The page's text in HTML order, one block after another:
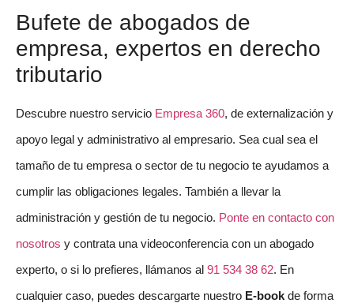
Bufete de abogados de
empresa, expertos en derecho
tributario
Descubre nuestro servicio Empresa 360, de externalización y
apoyo legal y administrativo al empresario. Sea cual sea el
tamaño de tu empresa o sector de tu negocio te ayudamos a
cumplir las obligaciones legales. También a llevar la
administración y gestión de tu negocio. Ponte en contacto con
nosotros y contrata una videoconferencia con un abogado
experto, o si lo prefieres, llámanos al 91 534 38 62. En
cualquier caso, puedes descargarte nuestro E-book de forma